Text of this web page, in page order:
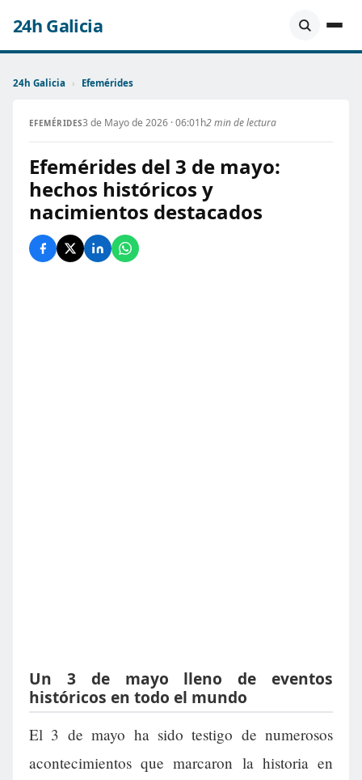
24h Galicia
24h Galicia › Efemérides
EFEMÉRIDES3 de Mayo de 2026 · 06:01h2 min de lectura
Efemérides del 3 de mayo:
hechos históricos y
nacimientos destacados
Un 3 de mayo lleno de eventos
históricos en todo el mundo
El 3 de mayo ha sido testigo de numerosos
acontecimientos que marcaron la historia en